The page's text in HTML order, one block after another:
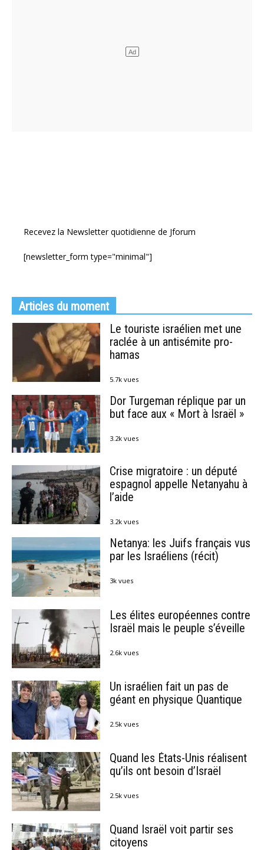
Recevez la Newsletter quotidienne de Jforum
[newsletter_form type="minimal"]
Articles du moment
Le touriste israélien met une
raclée à un antisémite pro-
hamas
5.7k vues
Dor Turgeman réplique par un
but face aux « Mort à Israël »
3.2k vues
Crise migratoire : un député
espagnol appelle Netanyahu à
l’aide
3.2k vues
Netanya: les Juifs français vus
par les Israéliens (récit)
3k vues
Les élites européennes contre
Israël mais le peuple s’éveille
2.6k vues
Un israélien fait un pas de
géant en physique Quantique
2.5k vues
Quand les États-Unis réalisent
qu’ils ont besoin d’Israël
2.5k vues
Quand Israël voit partir ses
citoyens